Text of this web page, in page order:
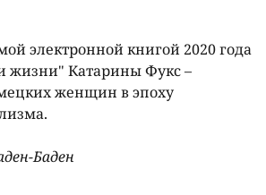
электронной книгой 2020 года
жизни" Катарины Фукс –
женщин в эпоху
Баден